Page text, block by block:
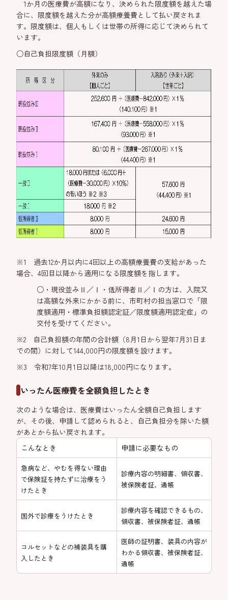
1か月の医療費が高額になり、決められた限度額を越えた場
合に、限度額を越えた分が高額療養費として払い戻されま
す。限度額は、個人もしくは世帯の所得に応じて決められて
います。
○自己負担限度額（月額）
※1 過去12か月以内に4回以上の高額療養費の支給があった
場合、4回目以降から適用になる限度額を指します。
○・現役並みⅡ／Ⅰ・低所得者Ⅱ／Ⅰの方は、入院又
は高額な外来にかかる前に、市町村の担当窓口で「限
度額適用・標準負担額認定証／限度額適用認定症」の
交付を受けてください。
※2 自己負担額の年間の合計額（8月1日から翌年7月31日ま
での間）に対して144,000円の限度額を設けます。
※3 令和7年10月1日以降は18,000円になります。
いったん医療費を全額負担したとき
次のような場合は、医療費はいったん全額自己負担します
が、その後、申請して認められると、自己負担分を除いた額
があとから払い戻されます。
こんなとき
申請に必要なもの
急病など、やむを得ない理由
で保険証を持たずに治療をう
けたとき
診療内容の明細書、領収書、
被保険者証、通帳
国外で診療をうけたとき
診療内容を確認できるもの、
領収書、被保険者証、通帳
コルセットなどの補装具を購
入したとき
医師の証明書、装具の内容が
わかる領収書、被保険者証、
通帳